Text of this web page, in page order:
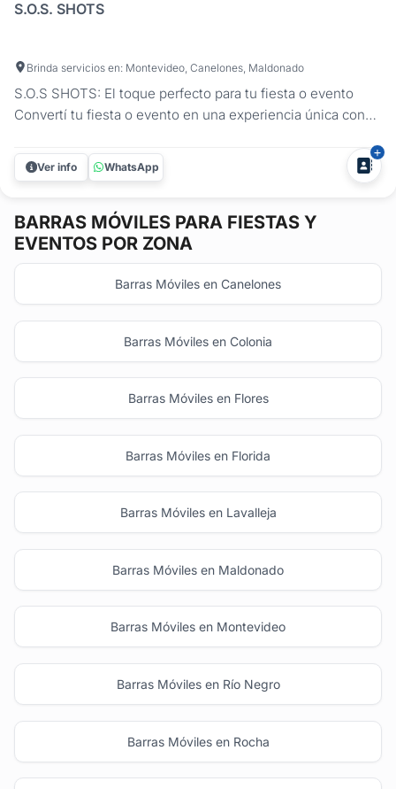
S.O.S. SHOTS
Brinda servicios en: Montevideo, Canelones, Maldonado
S.O.S SHOTS: El toque perfecto para tu fiesta o evento
Convertí tu fiesta o evento en una experiencia única con
tendencia en Uruguay. Nuestro carrito de shots, iluminado
con luces LED y efectos de fuegos fríos, es ideal para
Ver info WhatsApp
BARRAS MÓVILES PARA FIESTAS Y
EVENTOS POR ZONA
Barras Móviles en Canelones
Barras Móviles en Colonia
Barras Móviles en Flores
Barras Móviles en Florida
Barras Móviles en Lavalleja
Barras Móviles en Maldonado
Barras Móviles en Montevideo
Barras Móviles en Río Negro
Barras Móviles en Rocha